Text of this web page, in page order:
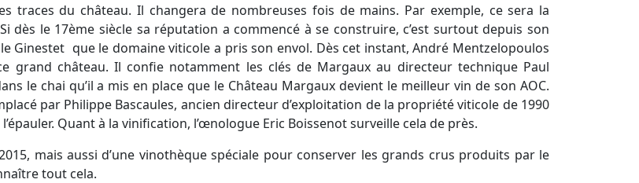
traces du château. Il changera de nombreuses fois de mains. Par exemple, ce sera la
dès le 17ème siècle sa réputation a commencé à se construire, c’est surtout depuis son
Ginestet que le domaine viticole a pris son envol. Dès cet instant, André Mentzelopoulos
grand château. Il confie notamment les clés de Margaux au directeur technique Paul
le chai qu’il a mis en place que le Château Margaux devient le meilleur vin de son AOC.
par Philippe Bascaules, ancien directeur d’exploitation de la propriété viticole de 1990
Quant à la vinification, l’œnologue Eric Boissenot surveille cela de près.
mais aussi d’une vinothèque spéciale pour conserver les grands crus produits par le
tout cela.